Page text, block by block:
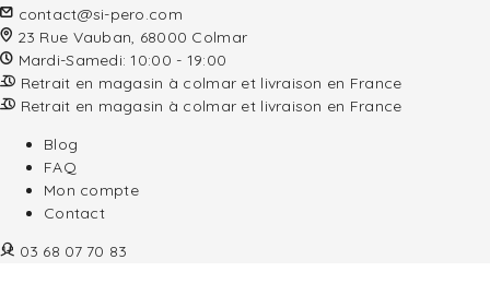
contact@si-pero.com
23 Rue Vauban, 68000 Colmar
Mardi-Samedi: 10:00 - 19:00
Retrait en magasin à colmar et livraison en France
Retrait en magasin à colmar et livraison en France
Blog
FAQ
Mon compte
Contact
03 68 07 70 83